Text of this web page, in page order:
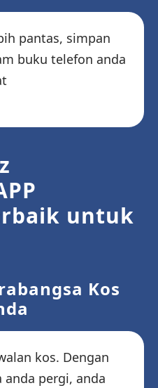
pantas, simpan
buku telefon anda
untuk
Kos
kos. Dengan
anda pergi, anda